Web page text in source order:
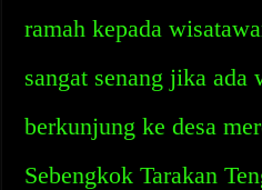
ramah kepada
sangat senang jika ada
berkunjung ke desa
Sebengkok Tarakan